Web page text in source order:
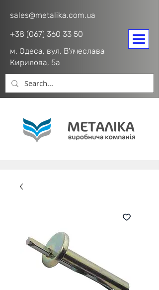
sales@metalika.com.ua
+38 (067) 360 33 50
м. Одеса, вул. В'ячеслава
Кирилова, 5а